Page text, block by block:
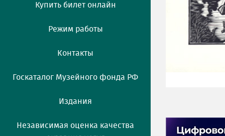
Купить билет онлайн
Режим работы
Контакты
Госкаталог Музейного фонда РФ
Издания
Независимая оценка качества